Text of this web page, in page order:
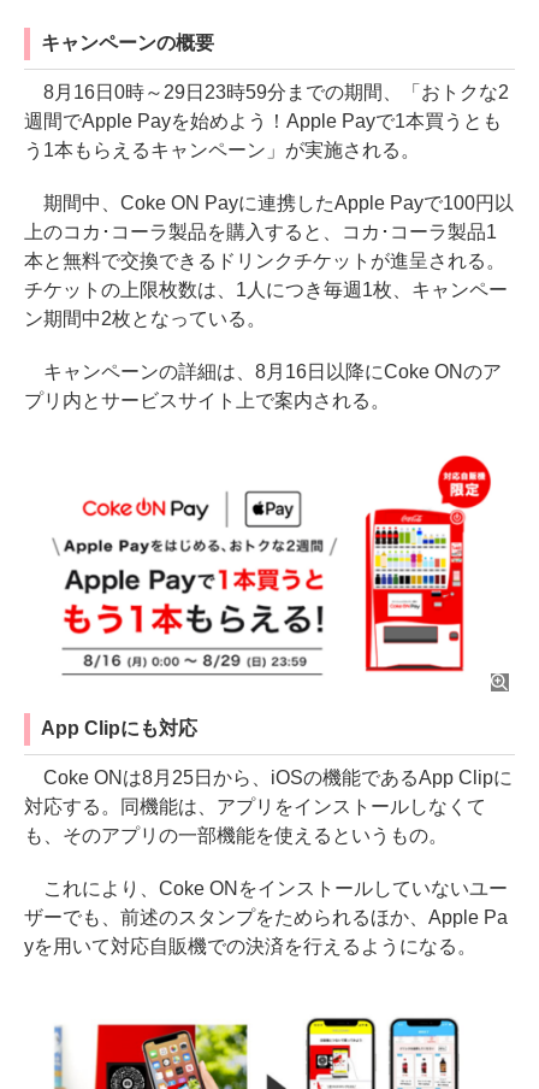
キャンペーンの概要
8月16日0時～29日23時59分までの期間、「おトクな2
週間でApple Payを始めよう！Apple Payで1本買うとも
う1本もらえるキャンペーン」が実施される。
期間中、Coke ON Payに連携したApple Payで100円以
上のコカ･コーラ製品を購入すると、コカ･コーラ製品1
本と無料で交換できるドリンクチケットが進呈される。
チケットの上限枚数は、1人につき毎週1枚、キャンペー
ン期間中2枚となっている。
キャンペーンの詳細は、8月16日以降にCoke ONのア
プリ内とサービスサイト上で案内される。
App Clipにも対応
Coke ONは8月25日から、iOSの機能であるApp Clipに
対応する。同機能は、アプリをインストールしなくて
も、そのアプリの一部機能を使えるというもの。
これにより、Coke ONをインストールしていないユー
ザーでも、前述のスタンプをためられるほか、Apple Pa
yを用いて対応自販機での決済を行えるようになる。